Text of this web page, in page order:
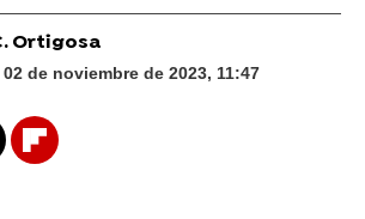
Ortigosa
02 de noviembre de 2023, 11:47
Flipboard